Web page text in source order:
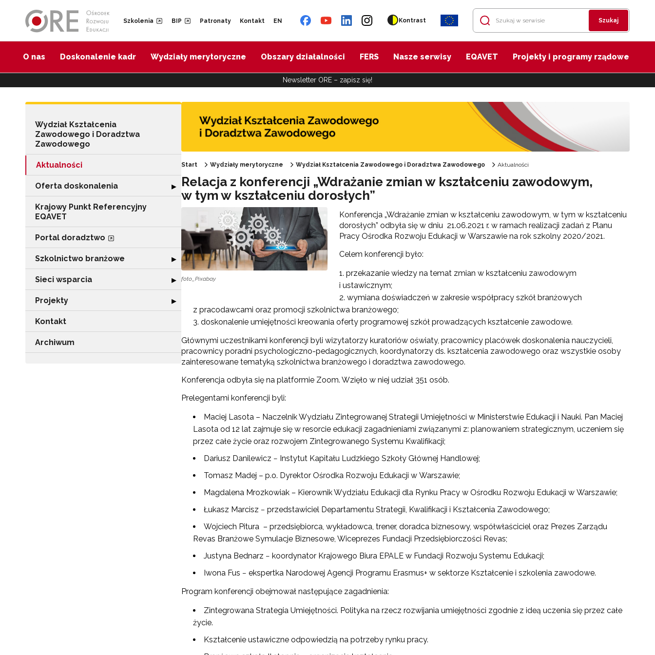
Szkolenia BIP Patronaty Kontakt EN Kontrast Szukaj
O nas Doskonalenie kadr Wydziały merytoryczne Obszary działalności FERS Nasze serwisy EQAVET Projekty i programy rządowe
Newsletter ORE – zapisz się!
Wydział Kształcenia
Zawodowego i Doradztwa
Zawodowego
Aktualności
Oferta doskonalenia Rozwiń sekcję "Oferta doskonalenia"
▶
Krajowy Punkt Referencyjny
EQAVET
Portal doradztwo
Szkolnictwo branżowe Rozwiń sekcję "Szkolnictwo branżowe"
▶
Sieci wsparcia Rozwiń sekcję "Sieci wsparcia"
▶
Projekty Rozwiń sekcję "Projekty"
▶
Kontakt
Archiwum
Start Wydziały merytoryczne Wydział Kształcenia Zawodowego i Doradztwa Zawodowego Aktualności
Relacja z konferencji „Wdrażanie zmian w kształceniu zawodowym,
w tym w kształceniu dorosłych”
foto_Pixabay
Konferencja „Wdrażanie zmian w kształceniu zawodowym, w tym w kształceniu
dorosłych” odbyła się w dniu 21.06.2021 r. w ramach realizacji zadań z Planu
Pracy Ośrodka Rozwoju Edukacji w Warszawie na rok szkolny 2020/2021.
Celem konferencji było:
przekazanie wiedzy na temat zmian w kształceniu zawodowym
i ustawicznym;
wymiana doświadczeń w zakresie współpracy szkół branżowych
z pracodawcami oraz promocji szkolnictwa branżowego;
doskonalenie umiejętności kreowania oferty programowej szkół prowadzących kształcenie zawodowe.
Głównymi uczestnikami konferencji byli wizytatorzy kuratoriów oświaty, pracownicy placówek doskonalenia nauczycieli,
pracownicy poradni psychologiczno-pedagogicznych, koordynatorzy ds. kształcenia zawodowego oraz wszystkie osoby
zainteresowane tematyką szkolnictwa branżowego i doradztwa zawodowego.
Konferencja odbyła się na platformie Zoom. Wzięło w niej udział 351 osób.
Prelegentami konferencji byli:
Maciej Lasota – Naczelnik Wydziału Zintegrowanej Strategii Umiejętności w Ministerstwie Edukacji i Nauki. Pan Maciej
Lasota od 12 lat zajmuje się w resorcie edukacji zagadnieniami związanymi z: planowaniem strategicznym, uczeniem się
przez całe życie oraz rozwojem Zintegrowanego Systemu Kwalifikacji;
Dariusz Danilewicz − Instytut Kapitału Ludzkiego Szkoły Głównej Handlowej;
Tomasz Madej – p.o. Dyrektor Ośrodka Rozwoju Edukacji w Warszawie;
Magdalena Mrozkowiak – Kierownik Wydziału Edukacji dla Rynku Pracy w Ośrodku Rozwoju Edukacji w Warszawie;
Łukasz Marcisz − przedstawiciel Departamentu Strategii, Kwalifikacji i Kształcenia Zawodowego;
Wojciech Pitura – przedsiębiorca, wykładowca, trener, doradca biznesowy, współwłaściciel oraz Prezes Zarządu
Revas Branżowe Symulacje Biznesowe, Wiceprezes Fundacji Przedsiębiorczości Revas;
Justyna Bednarz − koordynator Krajowego Biura EPALE w Fundacji Rozwoju Systemu Edukacji;
Iwona Fus − ekspertka Narodowej Agencji Programu Erasmus+ w sektorze Kształcenie i szkolenia zawodowe.
Program konferencji obejmował następujące zagadnienia:
Zintegrowana Strategia Umiejętności. Polityka na rzecz rozwijania umiejętności zgodnie z ideą uczenia się przez całe
życie.
Kształcenie ustawiczne odpowiedzią na potrzeby rynku pracy.
Newsletter ORE